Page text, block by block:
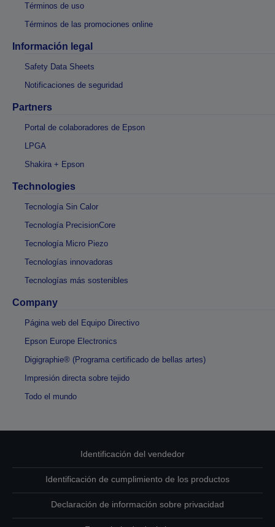
Términos de uso
Términos de las promociones online
Información legal
Safety Data Sheets
Notificaciones de seguridad
Partners
Portal de colaboradores de Epson
LPGA
Shakira + Epson
Technologies
Tecnología Sin Calor
Tecnología PrecisionCore
Tecnología Micro Piezo
Tecnologías innovadoras
Tecnologías más sostenibles
Company
Página web del Equipo Directivo
Epson Europe Electronics
Digigraphie® (Programa certificado de bellas artes)
Impresión directa sobre tejido
Todo el mundo
Identificación del vendedor
Identificación de cumplimiento de los productos
Declaración de información sobre privacidad